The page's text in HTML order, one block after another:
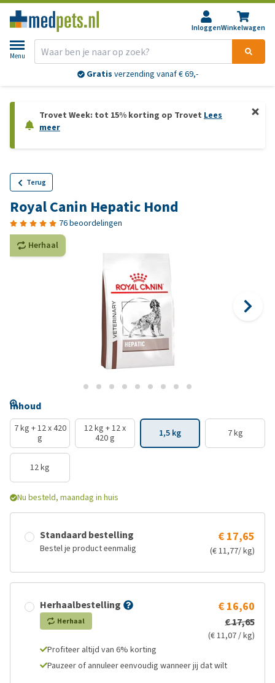
InloggenWinkelwagen
Menu
Gratis verzending vanaf € 69,-
Trovet Week: tot 15% korting op Trovet Lees
meer
Terug
Royal Canin Hepatic Hond
76 beoordelingen
Herhaal
Inhoud
7 kg + 12 x 420
g
12 kg + 12 x
420 g
1,5 kg 7 kg
12 kg
Nu besteld, maandag in huis
Standaard bestelling
Bestel je product eenmalig
€ 17,65
(€ 11,77/ kg)
Herhaalbestelling
Herhaal
€ 16,60
€ 17,65
(€ 11,07 / kg)
Profiteer altijd van 6% korting
Pauzeer of annuleer eenvoudig wanneer jij dat wilt